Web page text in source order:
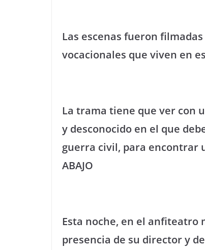
Las escenas fueron
vocacionales que viven en
La trama tiene que ver con
y desconocido en el que
guerra civil, para encontrar
ABAJO
Esta noche, en el anfiteatro
presencia de su director y